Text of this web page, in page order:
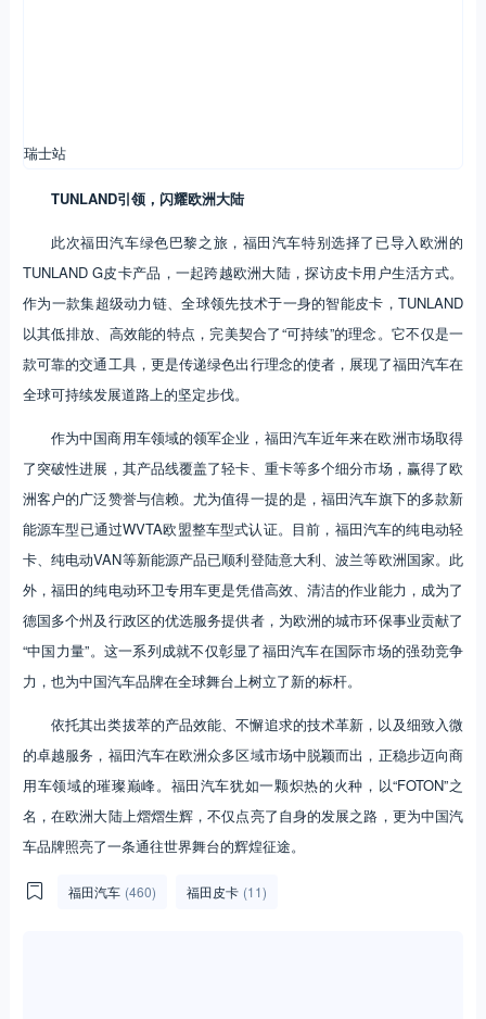
瑞士站
TUNLAND引领，闪耀欧洲大陆
此次福田汽车绿色巴黎之旅，福田汽车特别选择了已导入欧洲的
TUNLAND G皮卡产品，一起跨越欧洲大陆，探访皮卡用户生活方式。
作为一款集超级动力链、全球领先技术于一身的智能皮卡，TUNLAND
以其低排放、高效能的特点，完美契合了“可持续”的理念。它不仅是一
款可靠的交通工具，更是传递绿色出行理念的使者，展现了福田汽车在
全球可持续发展道路上的坚定步伐。
作为中国商用车领域的领军企业，福田汽车近年来在欧洲市场取得
了突破性进展，其产品线覆盖了轻卡、重卡等多个细分市场，赢得了欧
洲客户的广泛赞誉与信赖。尤为值得一提的是，福田汽车旗下的多款新
能源车型已通过WVTA欧盟整车型式认证。目前，福田汽车的纯电动轻
卡、纯电动VAN等新能源产品已顺利登陆意大利、波兰等欧洲国家。此
外，福田的纯电动环卫专用车更是凭借高效、清洁的作业能力，成为了
德国多个州及行政区的优选服务提供者，为欧洲的城市环保事业贡献了
“中国力量”。这一系列成就不仅彰显了福田汽车在国际市场的强劲竞争
力，也为中国汽车品牌在全球舞台上树立了新的标杆。
依托其出类拔萃的产品效能、不懈追求的技术革新，以及细致入微
的卓越服务，福田汽车在欧洲众多区域市场中脱颖而出，正稳步迈向商
用车领域的璀璨巅峰。福田汽车犹如一颗炽热的火种，以“FOTON”之
名，在欧洲大陆上熠熠生辉，不仅点亮了自身的发展之路，更为中国汽
车品牌照亮了一条通往世界舞台的辉煌征途。
福田汽车 (460) 福田皮卡 (11)